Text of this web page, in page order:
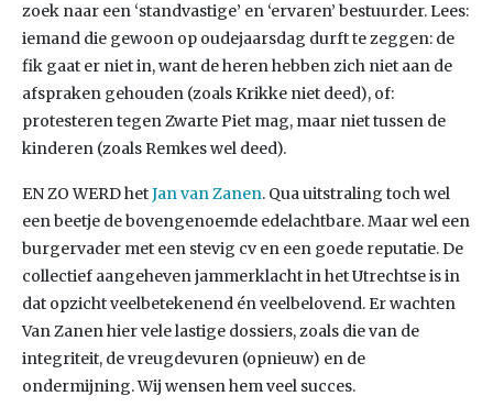
zoek naar een ‘standvastige’ en ‘ervaren’ bestuurder. Lees:
iemand die gewoon op oudejaarsdag durft te zeggen: de
fik gaat er niet in, want de heren hebben zich niet aan de
afspraken gehouden (zoals Krikke niet deed), of:
protesteren tegen Zwarte Piet mag, maar niet tussen de
kinderen (zoals Remkes wel deed).
EN ZO WERD hetJan van Zanen. Qua uitstraling toch wel
een beetje de bovengenoemde edelachtbare. Maar wel een
burgervader met een stevig cv en een goede reputatie. De
collectief aangeheven jammerklacht in het Utrechtse is in
dat opzicht veelbetekenend én veelbelovend. Er wachten
Van Zanen hier vele lastige dossiers, zoals die van de
integriteit, de vreugdevuren (opnieuw) en de
ondermijning. Wij wensen hem veel succes.